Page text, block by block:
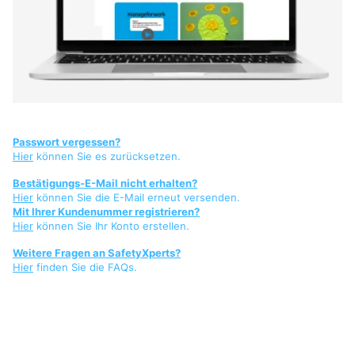
Passwort vergessen?
Hier können Sie es zurücksetzen.
Bestätigungs-E-Mail nicht erhalten?
Hier können Sie die E-Mail erneut versenden.
Mit Ihrer Kundenummer registrieren?
Hier können Sie Ihr Konto erstellen.
Weitere Fragen an SafetyXperts?
Hier finden Sie die FAQs.